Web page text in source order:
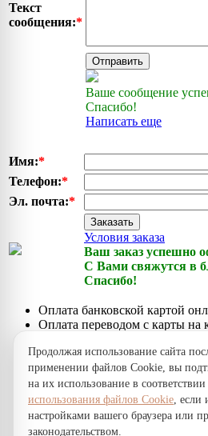
Текст
сообщения:*
Отправить
Ваше сообщение
Спасибо!
Написать еще
Имя:*
Телефон:*
Эл. почта:*
Заказать
Условия заказа
Ваш заказ успешно
С Вами свяжутся в
Спасибо!
Оплата банковской картой
Оплата переводом с карты на
Доставка по городу
Срочная доставка по городу
Почтовая доставка заказов по
Самовывоз заказов из офиса
NICKOL.KZ
Продолжая использование сайта
применении файлов Cookie, вы
на их использование в соответствии
использования файлов Cookie, если
настройками вашего браузера или
законодательством.